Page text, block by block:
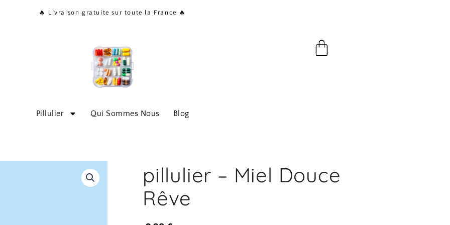
🔥 Livraison gratuite sur toute la France 🔥
Panier
Pillulier Qui Sommes Nous Blog
pillulier – Miel Douce
Rêve